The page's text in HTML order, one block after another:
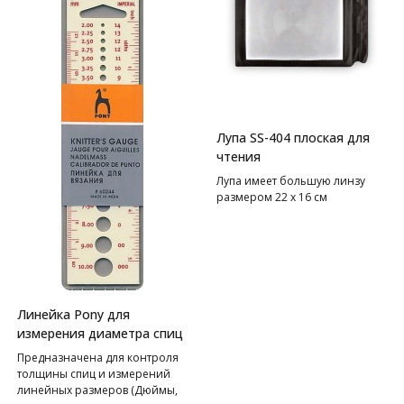
Выдерживает вес 200 грамм —
идеально для разных типов
Линейка Pony для
измерения диаметра спиц
Предназначена для контроля
толщины спиц и измерений
линейных размеров (Дюймы,
Лупа SS-404 плоская для
чтения
Лупа имеет большую линзу
размером 22 х 16 см